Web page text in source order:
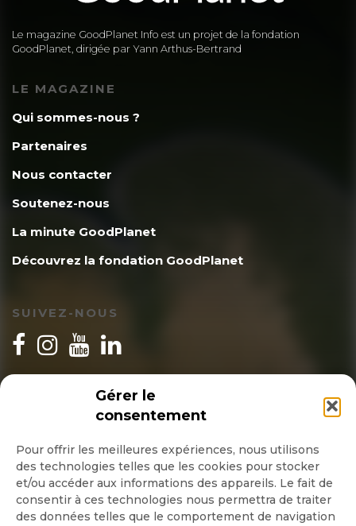
Gérer le
consentement
Pour offrir les meilleures expériences, nous utilisons
des technologies telles que les cookies pour stocker
et/ou accéder aux informations des appareils. Le fait de
consentir à ces technologies nous permettra de traiter
des données telles que le comportement de navigation
Le magazine GoodPlanet Info est un projet de la fondation
GoodPlanet, dirigée par Yann Arthus-Bertrand
LE MAGAZINE
Qui sommes-nous ?
Partenaires
Nous contacter
Soutenez-nous
La minute GoodPlanet
Découvrez la fondation GoodPlanet
SUIVEZ-NOUS
INSCRIPTION NEWSLETTER
Quotidienne
Hebdo